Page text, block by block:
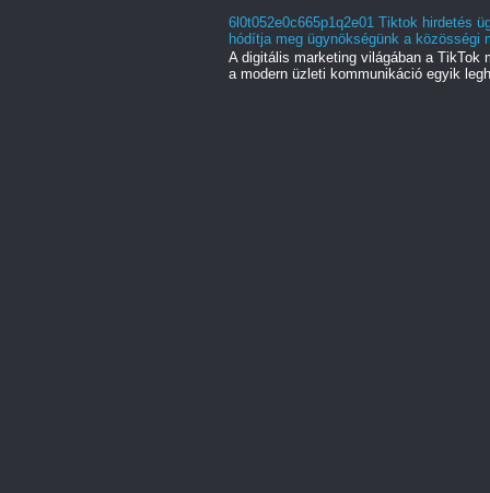
6l0t052e0c665p1q2e01 Tiktok hirdetés
hódítja meg ügynökségünk a közösségi
A digitális marketing világában a TikTok
a modern üzleti kommunikáció egyik